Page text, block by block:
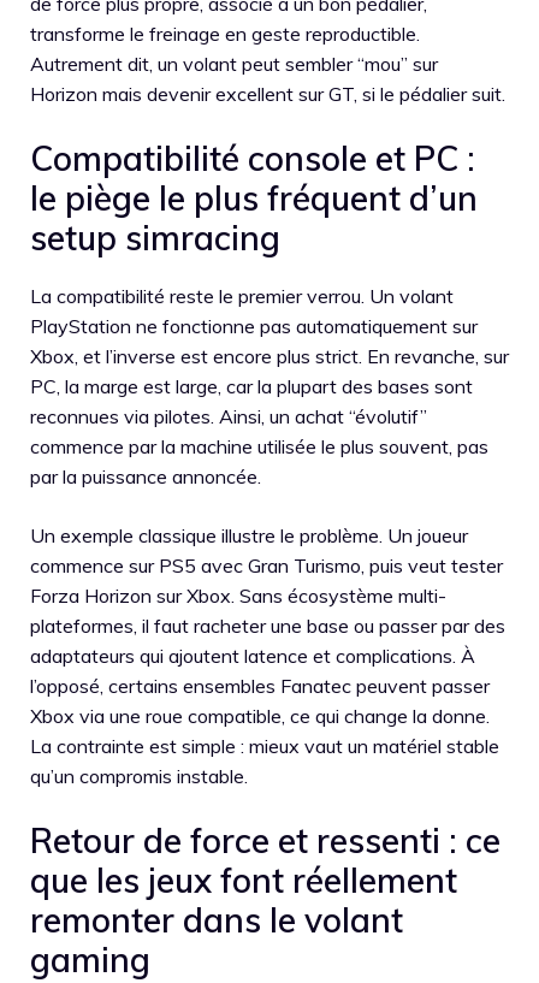
transforme le freinage en geste reproductible.
Autrement dit, un volant peut sembler “mou” sur
Horizon mais devenir excellent sur GT, si le pédalier suit.
Compatibilité console et PC :
le piège le plus fréquent d’un
setup simracing
La compatibilité reste le premier verrou. Un volant
PlayStation ne fonctionne pas automatiquement sur
Xbox, et l’inverse est encore plus strict. En revanche, sur
PC, la marge est large, car la plupart des bases sont
reconnues via pilotes. Ainsi, un achat “évolutif”
commence par la machine utilisée le plus souvent, pas
par la puissance annoncée.
Un exemple classique illustre le problème. Un joueur
commence sur PS5 avec Gran Turismo, puis veut tester
Forza Horizon sur Xbox. Sans écosystème multi-
plateformes, il faut racheter une base ou passer par des
adaptateurs qui ajoutent latence et complications. À
l’opposé, certains ensembles Fanatec peuvent passer
Xbox via une roue compatible, ce qui change la donne.
La contrainte est simple : mieux vaut un matériel stable
qu’un compromis instable.
Retour de force et ressenti : ce
que les jeux font réellement
remonter dans le volant
gaming